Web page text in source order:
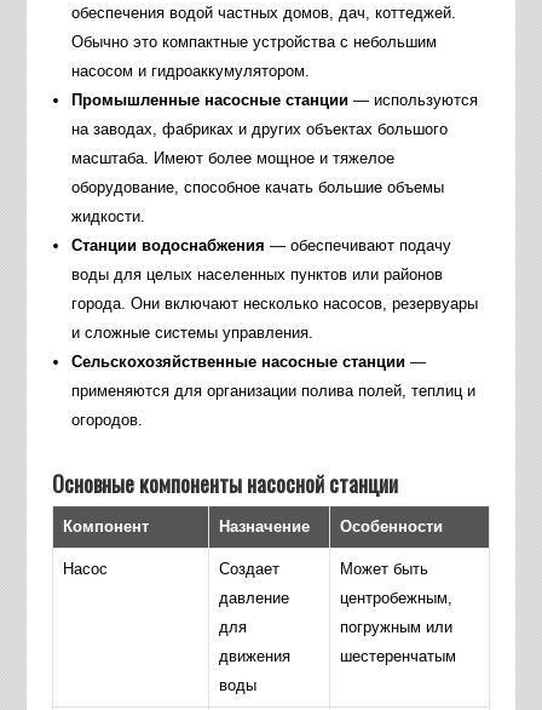
обеспечения водой частных домов, дач, коттеджей.
Обычно это компактные устройства с небольшим
насосом и гидроаккумулятором.
Промышленные насосные станции— используются
на заводах, фабриках и других объектах большого
масштаба. Имеют более мощное и тяжелое
оборудование, способное качать большие объемы
жидкости.
Станции водоснабжения — обеспечивают подачу
воды для целых населенных пунктов или районов
города. Они включают несколько насосов, резервуары
и сложные системы управления.
Сельскохозяйственные насосные станции—
применяются для организации полива полей, теплиц и
огородов.
Основные компоненты насосной станции
Компонент Назначение Особенности
Насос
Создает
давление
для
движения
воды
Может быть
центробежным,
погружным или
шестеренчатым